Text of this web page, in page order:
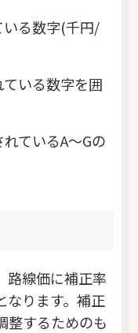
いる数字(千円/
いる数字を囲
ているA～Gの
路線価に補正率
なります。補正
整するためのも